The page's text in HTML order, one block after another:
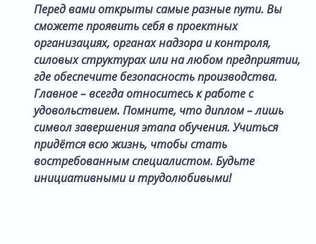
Перед вами открыты самые разные пути. Вы
сможете проявить себя в проектных
организациях, органах надзора и контроля,
силовых структурах или на любом предприятии,
где обеспечите безопасность производства.
Главное – всегда относитесь к работе с
удовольствием. Помните, что диплом – лишь
символ завершения этапа обучения. Учиться
придётся всю жизнь, чтобы стать
востребованным специалистом. Будьте
инициативными и трудолюбивыми!